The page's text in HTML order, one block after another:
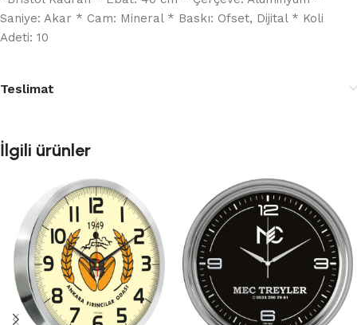
Saniye: Akar * Cam: Mineral * Baskı: Ofset, Dijital * Koli
Adeti: 10
Teslimat
İlgili ürünler